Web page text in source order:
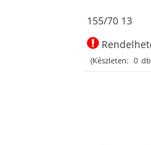
155/70 13
(Készleten: 0